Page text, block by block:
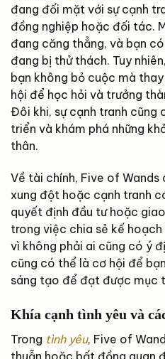
đang đối mặt với sự cạnh
đồng nghiệp hoặc đối tác.
đang căng thẳng, và bạn
đang bị thử thách. Tuy
bạn không bỏ cuộc mà
hội để học hỏi và trưởng
Đôi khi, sự cạnh tranh
triển và khám phá những
thân.
Về tài chính, Five of
xung đột hoặc cạnh tranh
quyết định đầu tư hoặc
trong việc chia sẻ kế
vì không phải ai cũng có ý
cũng có thể là cơ hội để
sáng tạo để đạt được mục
Khía cạnh tình yêu và
Trong tình yêu, Five of
thuẫn hoặc bất đồng quan